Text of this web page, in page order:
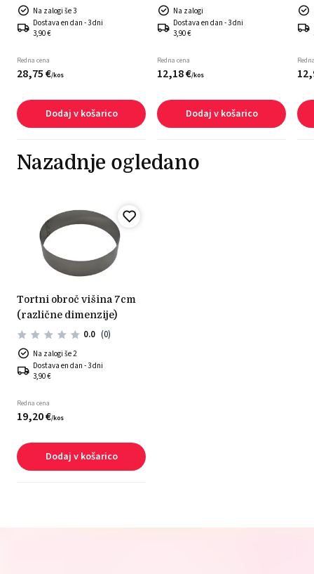
Na zalogi še 3
Dostava en dan - 3 dni
3,90 €
Redna cena
28,75€/kos
Dodaj v košarico
Na zalogi
Dostava en dan - 3 dni
3,90 €
Redna cena
12,18€/kos
Dodaj v košarico
12,
Nazadnje ogledano
tortni obroč višina 7cm
(različne dimenzije)
0.0 (0)
Na zalogi še 2
Dostava en dan - 3 dni
3,90 €
Redna cena
19,20€/kos
Dodaj v košarico